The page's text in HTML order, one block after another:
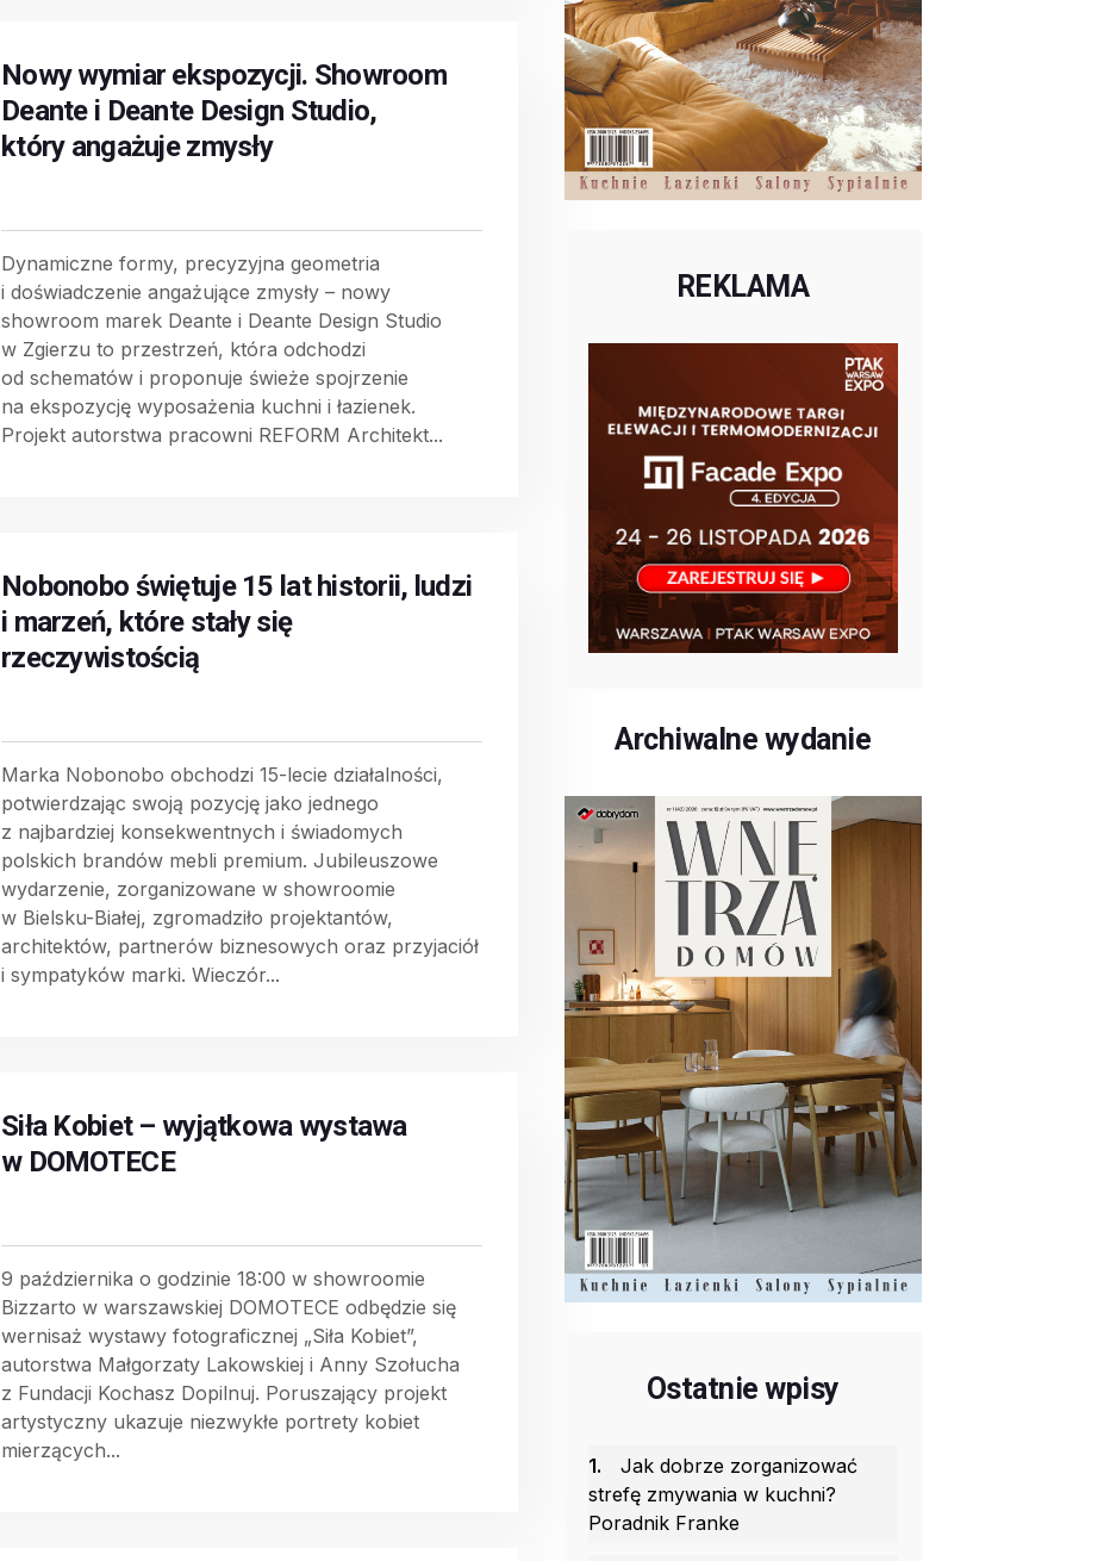
Nowy wymiar ekspozycji. Showroom
Deante i Deante Design Studio,
który angażuje zmysły
Dynamiczne formy, precyzyjna geometria
i doświadczenie angażujące zmysły – nowy
showroom marek Deante i Deante Design Studio
w Zgierzu to przestrzeń, która odchodzi
od schematów i proponuje świeże spojrzenie
na ekspozycję wyposażenia kuchni i łazienek.
Projekt autorstwa pracowni REFORM Architekt...
Nobonobo świętuje 15 lat historii, ludzi
i marzeń, które stały się
rzeczywistością
Marka Nobonobo obchodzi 15-lecie działalności,
potwierdzając swoją pozycję jako jednego
z najbardziej konsekwentnych i świadomych
polskich brandów mebli premium. Jubileuszowe
wydarzenie, zorganizowane w showroomie
w Bielsku-Białej, zgromadziło projektantów,
architektów, partnerów biznesowych oraz przyjaciół
i sympatyków marki. Wieczór...
Siła Kobiet – wyjątkowa wystawa
w DOMOTECE
9 października o godzinie 18:00 w showroomie
Bizzarto w warszawskiej DOMOTECE odbędzie się
wernisaż wystawy fotograficznej „Siła Kobiet”,
autorstwa Małgorzaty Lakowskiej i Anny Szołucha
z Fundacji Kochasz Dopilnuj. Poruszający projekt
artystyczny ukazuje niezwykłe portrety kobiet
mierzących...
REKLAMA
Archiwalne wydanie
Ostatnie wpisy
1.
Jak dobrze zorganizować
strefę zmywania w kuchni?
Poradnik Franke